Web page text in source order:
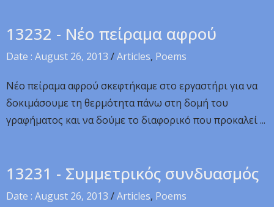
13232 - Νέο πείραμα αφρού
Date : August 26, 2013 /Articles, Poems
Νέο πείραμα αφρού σκεφτήκαμε στο εργαστήρι για να
δοκιμάσουμε τη θερμότητα πάνω στη δομή του
γραφήματος και να δούμε το διαφορικό που προκαλεί ...
13231 - Συμμετρικός συνδυασμός
Date : August 26, 2013 /Articles, Poems